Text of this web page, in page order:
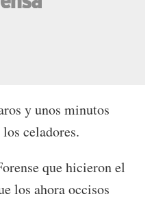
y unos minutos
celadores.
que hicieron el
los ahora occisos